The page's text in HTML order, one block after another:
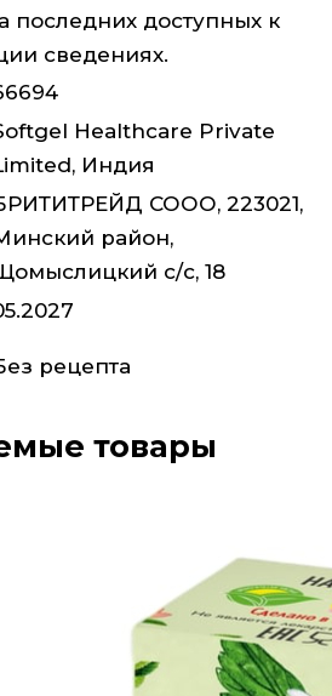
последних доступных к
сведениях.
Healthcare Private
Индия
СООО, 223021,
район,
с/с, 18
рецепта
товары